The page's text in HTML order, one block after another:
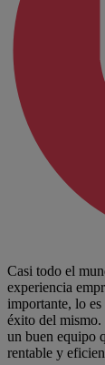
Casi todo el
experiencia
importante, lo
éxito del mismo.
un buen equipo
rentable y